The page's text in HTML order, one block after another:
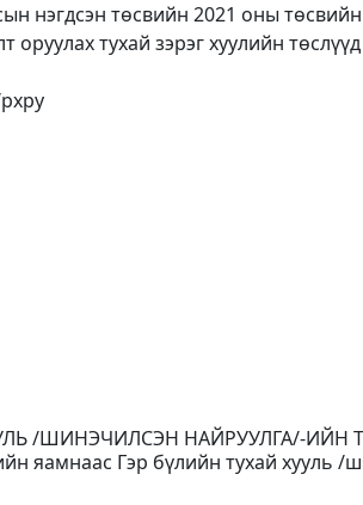
нэгдсэн төсвийн 2021 оны
оруулах тухай зэрэг хуулийн
/ШИНЭЧИЛСЭН НАЙРУУЛГА/-ИЙН
яамнаас Гэр бүлийн тухай хууль